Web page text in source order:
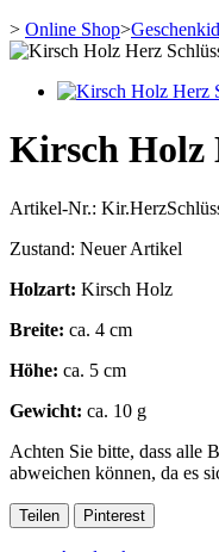
> Online Shop>
Kirsch Holz
Artikel-Nr.:
Zustand: Neuer Artikel
Holzart: Kirsch Holz
Breite: ca. 4 cm
Höhe: ca. 5 cm
Gewicht: ca. 10 g
Achten Sie bitte, dass alle
abweichen können, da es
Teilen Pinterest